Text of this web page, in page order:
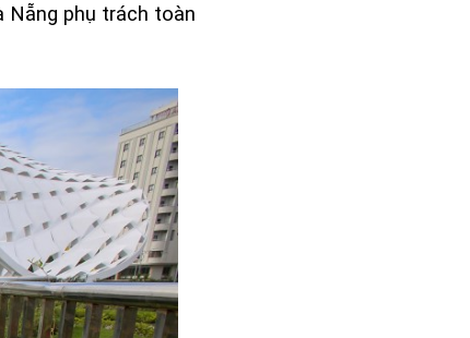
phụ trách toàn